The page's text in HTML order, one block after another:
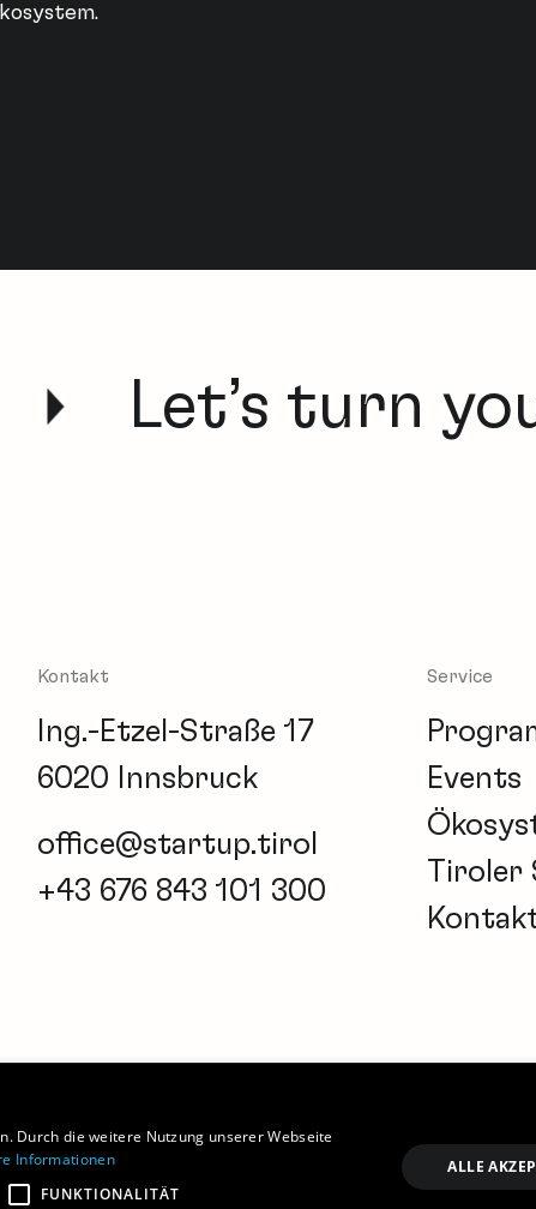
Let’s turn
Kontakt
Ing.-Etzel-Straße 17
6020 Innsbruck
office@startup.tirol
+43 676 843 101 300
Service
Events
Tiroler
Durch die weitere Nutzung unserer Webseite
Informationen
FUNKTIONALITÄT
ALLE